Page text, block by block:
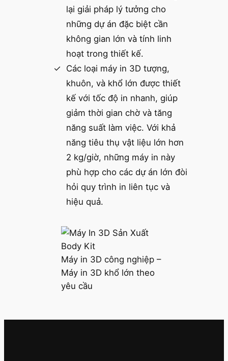
lại giải pháp lý tưởng cho
những dự án đặc biệt cần
không gian lớn và tính linh
hoạt trong thiết kế.
Các loại máy in 3D tượng,
khuôn, và khổ lớn được thiết
kế với tốc độ in nhanh, giúp
giảm thời gian chờ và tăng
năng suất làm việc. Với khả
năng tiêu thụ vật liệu lớn hơn
2 kg/giờ, những máy in này
phù hợp cho các dự án lớn đòi
hỏi quy trình in liên tục và
hiệu quả.
Máy in 3D công nghiệp –
Máy in 3D khổ lớn theo
yêu cầu